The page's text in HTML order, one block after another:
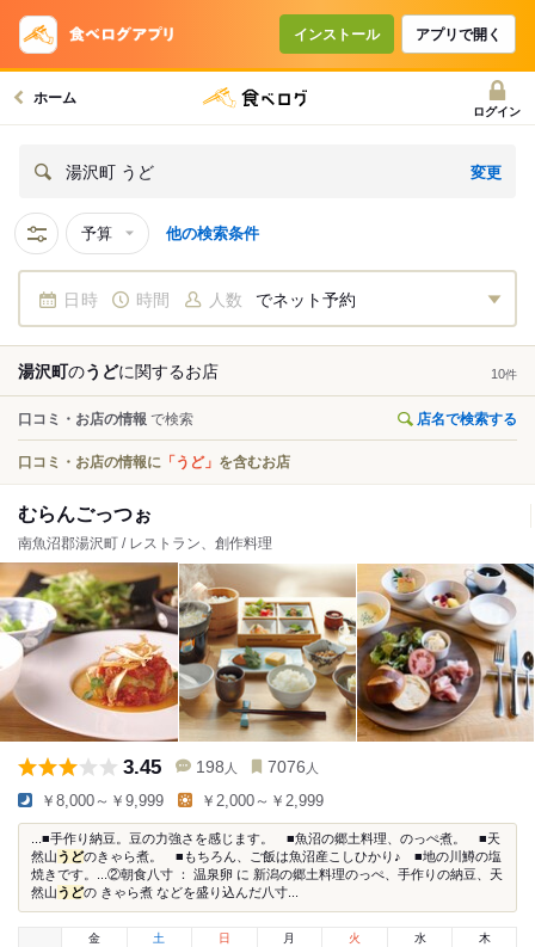
インストール アプリで開く
ホーム
ログイン
湯沢町 うど 変更
予算 他の検索条件
日時 時間 人数 でネット予約
湯沢町のうどに関するお店 10件
口コミ・お店の情報 で検索 店名で検索する
口コミ・お店の情報に 「うど」 を含むお店
むらんごっつぉ
南魚沼郡湯沢町 / レストラン、創作料理
3.45 198 人 7076 人
￥8,000～￥9,999 ￥2,000～￥2,999
...■手作り納豆。豆の力強さを感じます。 ■魚沼の郷土料理、のっぺ煮。 ■天
然山うどのきゃら煮。 ■もちろん、ご飯は魚沼産こしひかり♪ ■地の川鱒の塩
焼きです。...②朝食八寸 ： 温泉卵 に 新潟の郷土料理のっぺ、手作りの納豆、天
然山うどの きゃら煮 などを盛り込んだ八寸...
金
土 日 月 火 水 木